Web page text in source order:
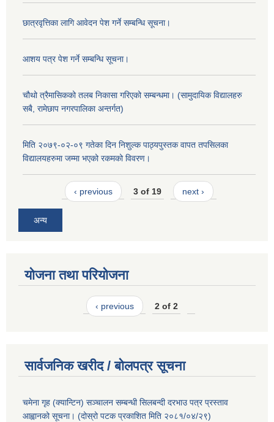
छात्रवृत्तिका लागि आवेदन पेश गर्ने सम्बन्धि सूचना।
आशय पत्र पेश गर्ने सम्बन्धि सूचना।
चौथो त्रैमासिकको तलब निकासा गरिएको सम्बन्धमा। (सामुदायिक विद्यालहरु
सबै, रामेछाप नगरपालिका अन्तर्गत)
मिति २०७९-०२-०९ गतेका दिन निशुल्क पाठ्यपुस्तक वापत तपसिलका
विद्यालयहरुमा जम्मा भएको रकमको विवरण।
‹ previous 3 of 19 next ›
अन्य
योजना तथा परियोजना
‹ previous 2 of 2
सार्वजनिक खरीद / बोलपत्र सूचना
चमेना गृह (क्यान्टिन) सञ्चालन सम्बन्धी सिलबन्दी दरभाउ पत्र प्रस्ताव
आह्वानको सूचना। (दोस्रो पटक प्रकाशित मिति २०८१/०४/२९)